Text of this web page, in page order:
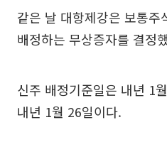
같은 날 대항제강은 보통
배정하는 무상증자를 결정
신주 배정기준일은 내년 1
내년 1월 26일이다.